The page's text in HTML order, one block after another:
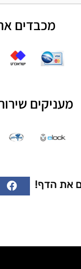
מכבדים
מעניקים
את הדף!